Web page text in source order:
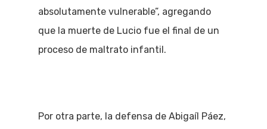
absolutamente vulnerable”, agregando
que la muerte de Lucio fue el final de un
proceso de maltrato infantil.
Por otra parte, la defensa de Abigaíl Páez,